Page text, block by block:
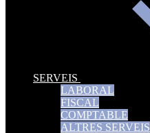
SERVEIS
LABORAL
FISCAL
COMPTABLE
ALTRES SERVEIS